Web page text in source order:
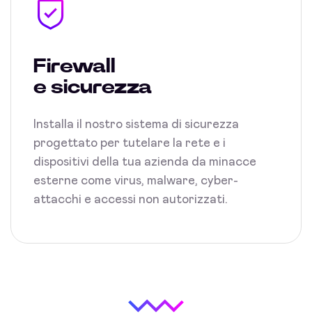
Firewall
e sicurezza
Installa il nostro sistema di sicurezza
progettato per tutelare la rete e i
dispositivi della tua azienda da minacce
esterne come virus, malware, cyber-
attacchi e accessi non autorizzati.